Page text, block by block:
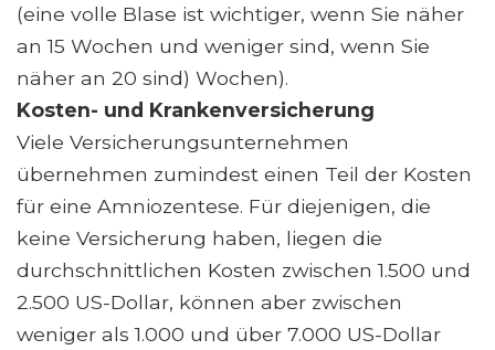
(eine volle Blase ist wichtiger, wenn Sie näher
an 15 Wochen und weniger sind, wenn Sie
näher an 20 sind) Wochen).
Kosten- und Krankenversicherung
Viele Versicherungsunternehmen
übernehmen zumindest einen Teil der Kosten
für eine Amniozentese. Für diejenigen, die
keine Versicherung haben, liegen die
durchschnittlichen Kosten zwischen 1.500 und
2.500 US-Dollar, können aber zwischen
weniger als 1.000 und über 7.000 US-Dollar